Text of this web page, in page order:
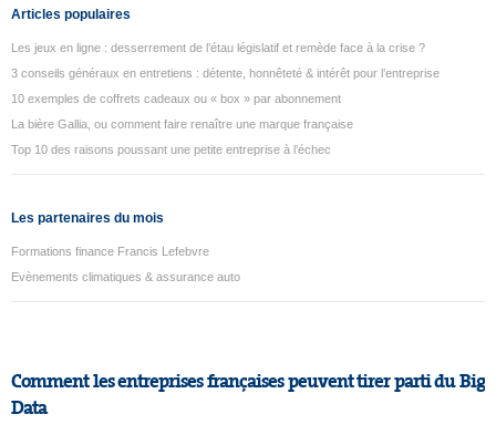
Articles populaires
Les jeux en ligne : desserrement de l’étau législatif et remède face à la crise ?
3 conseils généraux en entretiens : détente, honnêteté & intérêt pour l’entreprise
10 exemples de coffrets cadeaux ou « box » par abonnement
La bière Gallia, ou comment faire renaître une marque française
Top 10 des raisons poussant une petite entreprise à l’échec
Les partenaires du mois
Formations finance Francis Lefebvre
Evènements climatiques & assurance auto
Comment les entreprises françaises peuvent tirer parti du Big
Data